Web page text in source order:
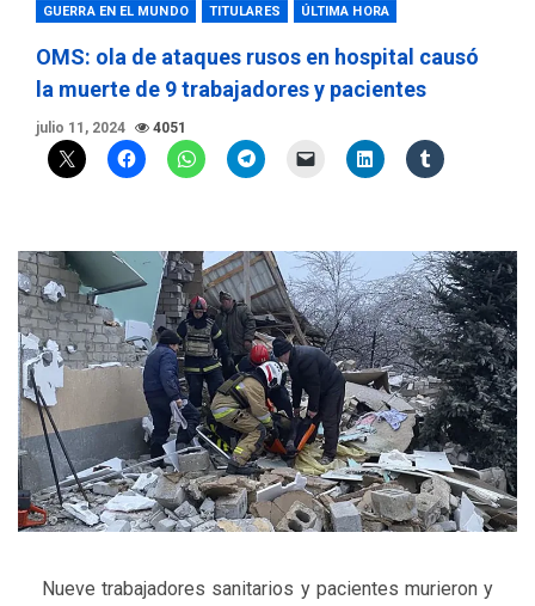
GUERRA EN EL MUNDO TITULARES ÚLTIMA HORA
OMS: ola de ataques rusos en hospital causó
la muerte de 9 trabajadores y pacientes
julio 11, 2024 4051
Nueve trabajadores sanitarios y pacientes murieron y